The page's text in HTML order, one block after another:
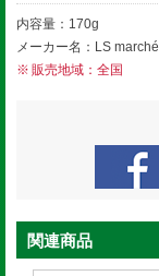
内容量：170g
メーカー名：LS marché
販売地域：全国
関連商品